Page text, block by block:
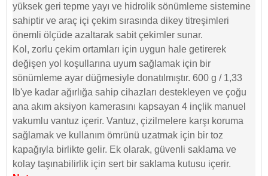
yüksek geri tepme yayı ve hidrolik sönümleme sistemine
sahiptir ve araç içi çekim sırasında dikey titreşimleri
önemli ölçüde azaltarak sabit çekimler sunar.
Kol, zorlu çekim ortamları için uygun hale getirerek
değişen yol koşullarına uyum sağlamak için bir
sönümleme ayar düğmesiyle donatılmıştır. 600 g / 1,33
lb'ye kadar ağırlığa sahip cihazları destekleyen ve çoğu
ana akım aksiyon kamerasını kapsayan 4 inçlik manuel
vakumlu vantuz içerir. Vantuz, çizilmelere karşı koruma
sağlamak ve kullanım ömrünü uzatmak için bir toz
kapağıyla birlikte gelir. Ek olarak, güvenli saklama ve
kolay taşınabilirlik için sert bir saklama kutusu içerir.